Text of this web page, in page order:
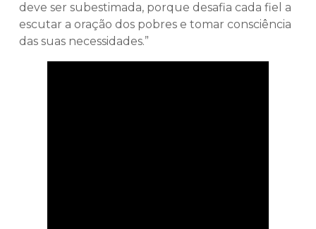
deve ser subestimada, porque desafia cada fiel a
escutar a oração dos pobres e tomar consciência
das suas necessidades.”